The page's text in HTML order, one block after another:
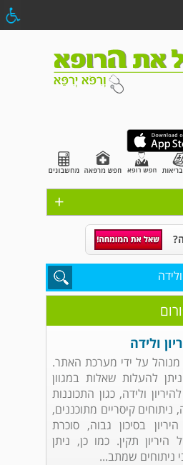
+
ולידה
מנוהל על ידי מערכת האתר.
להעלות שאלות במגוון
ולידה, כגון התכוננות
ניתוחים קיסריים מתוכננים,
בסיכון גבוה, סוכרת
היריון תקין. כמו כן, ניתן
ניתוחים שמתב...